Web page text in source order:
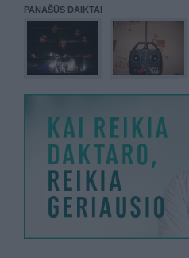
PANAŠŪS DAIKTAI